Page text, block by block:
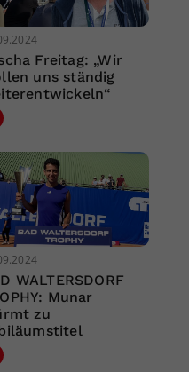
Freitag: „Wir
uns ständig
WALTERSDORF
Munar
zu